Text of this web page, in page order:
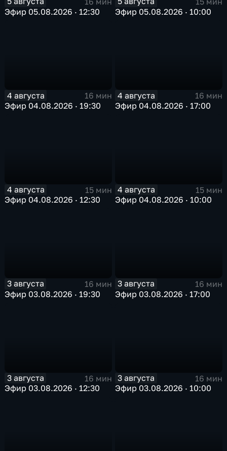
Эфир 05.08.2026 · 12:30
Эфир 05.08.2026 · 10:00
4 августа
16 мин
Эфир 04.08.2026 · 19:30
4 августа
16 мин
Эфир 04.08.2026 · 17:00
4 августа
15 мин
Эфир 04.08.2026 · 12:30
4 августа
15 мин
Эфир 04.08.2026 · 10:00
3 августа
16 мин
Эфир 03.08.2026 · 19:30
3 августа
16 мин
Эфир 03.08.2026 · 17:00
3 августа
16 мин
Эфир 03.08.2026 · 12:30
3 августа
16 мин
Эфир 03.08.2026 · 10:00